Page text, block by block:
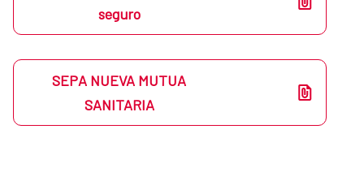
seguro
SEPA NUEVA MUTUA
SANITARIA